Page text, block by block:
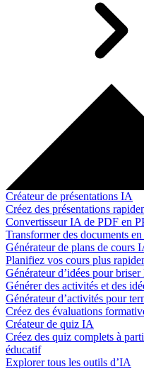
Créateur de présentations IA
Créez des présentations
Convertisseur IA de PDF en
Transformer des documents
Générateur de plans de cours
Planifiez vos cours plus
Générateur d’idées pour briser
Générer des activités et des
Générateur d’activités pour
Créez des évaluations
Créateur de quiz IA
Créez des quiz complets à
éducatif
Explorer tous les outils d’IA